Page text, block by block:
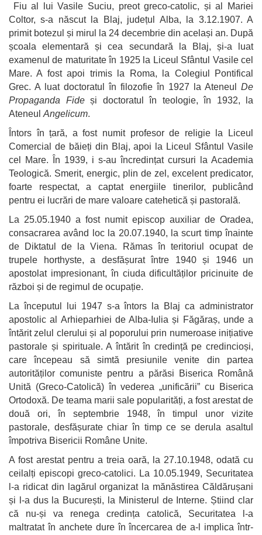
Fiu al lui Vasile Suciu, preot greco-catolic, și al Mariei
Coltor, s-a născut la Blaj, județul Alba, la 3.12.1907. A
primit botezul și mirul la 24 decembrie din același an. După
școala elementară și cea secundară la Blaj, și-a luat
examenul de maturitate în 1925 la Liceul Sfântul Vasile cel
Mare. A fost apoi trimis la Roma, la Colegiul Pontifical
Grec. A luat doctoratul în filozofie în 1927 la Ateneul De
Propaganda Fideși doctoratul în teologie, în 1932, la
Ateneul Angelicum.
Întors în țară, a fost numit profesor de religie la Liceul
Comercial de băieți din Blaj, apoi la Liceul Sfântul Vasile
cel Mare. În 1939, i s-au încredințat cursuri la Academia
Teologică. Smerit, energic, plin de zel, excelent predicator,
foarte respectat, a captat energiile tinerilor, publicând
pentru ei lucrări de mare valoare catehetică și pastorală.
La 25.05.1940 a fost numit episcop auxiliar de Oradea,
consacrarea având loc la 20.07.1940, la scurt timp înainte
de Diktatul de la Viena. Rămas în teritoriul ocupat de
trupele horthyste, a desfășurat între 1940 și 1946 un
apostolat impresionant, în ciuda dificultăților pricinuite de
război și de regimul de ocupație.
La începutul lui 1947 s-a întors la Blaj ca administrator
apostolic al Arhieparhiei de Alba-Iulia și Făgăraș, unde a
întărit zelul clerului și al poporului prin numeroase inițiative
pastorale și spirituale. A întărit în credință pe credincioși,
care începeau să simtă presiunile venite din partea
autorităților comuniste pentru a părăsi Biserica Română
Unită (Greco-Catolică) în vederea „unificării” cu Biserica
Ortodoxă. De teama marii sale popularități, a fost arestat de
două ori, în septembrie 1948, în timpul unor vizite
pastorale, desfășurate chiar în timp ce se derula asaltul
împotriva Bisericii Române Unite.
A fost arestat pentru a treia oară, la 27.10.1948, odată cu
ceilalți episcopi greco-catolici. La 10.05.1949, Securitatea
l-a ridicat din lagărul organizat la mănăstirea Căldărușani
și l-a dus la București, la Ministerul de Interne. Știind clar
că nu-și va renega credința catolică, Securitatea l-a
maltratat în anchete dure în încercarea de a-l implica într-